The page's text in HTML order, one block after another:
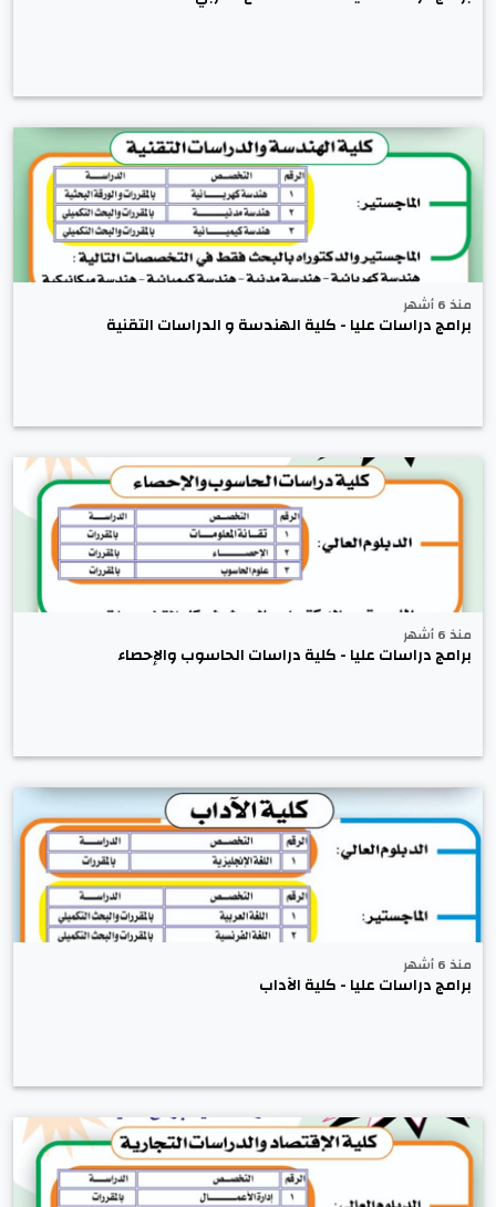
منذ 6 أشهر
برامج دراسات عليا - كلية الهندسة و الدراسات التقنية
منذ 6 أشهر
برامج دراسات عليا - كلية دراسات الحاسوب والإحصاء
منذ 6 أشهر
برامج دراسات عليا - كلية الآداب